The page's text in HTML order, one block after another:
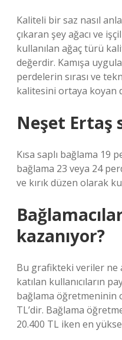
Kaliteli bir saz nasıl
çıkaran şey ağacı ve
kullanılan ağaç türü
değerdir. Kamışa
perdelerin sırası ve
kalitesini ortaya koyan
Neşet Ertaş
Kısa saplı bağlama 19
bağlama 23 veya 24
ve kırık düzen olarak
kazanıyor?
Bu grafikteki veriler ne
katılan kullanıcıların
bağlama öğretmeninin
TL’dir. Bağlama
20.400 TL iken en